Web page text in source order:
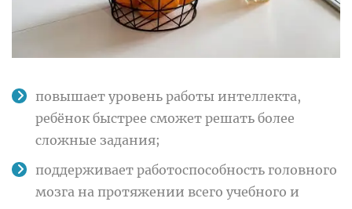
повышает уровень работы интеллекта,
ребёнок быстрее сможет решать более
сложные задания;
поддерживает работоспособность головного
мозга на протяжении всего учебного и